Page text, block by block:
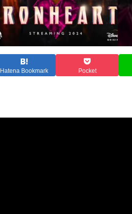
Hatena Bookmark Pocket